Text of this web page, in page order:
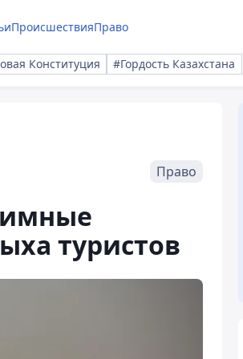
ПроисшествияПраво
Конституция #Гордость Казахстана
Право
туристов